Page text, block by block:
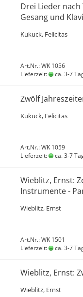
Drei Lieder
Gesang und
Kukuck, Felicitas
Art.Nr.: WK 1056
Lieferzeit:
ca. 3-7
Zwölf
Kukuck, Felicitas
Art.Nr.: WK 1059
Lieferzeit:
ca. 3-7
Wieblitz, Ernst:
Instrumente -
Wieblitz, Ernst
Art.Nr.: WK 1501
Lieferzeit:
ca. 3-7
Wieblitz, Ernst:
Wieblitz, Ernst